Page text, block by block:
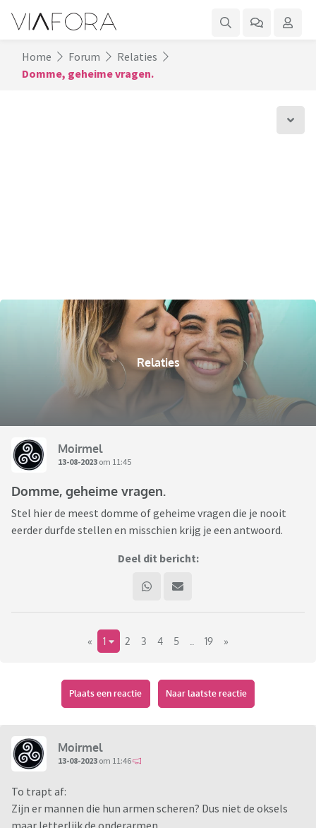
Home Forum
Relaties
Domme, geheime vragen.
Relaties
Moirmel
13-08-2023 om 11:45
Domme, geheime vragen.
Stel hier de meest domme of geheime vragen die je nooit
eerder durfde stellen en misschien krijg je een antwoord.
Deel dit bericht:
« 1 2 3 4 5 19 »
Plaats een reactie Naar laatste reactie
Moirmel
13-08-2023 om 11:46
To trapt af:
Zijn er mannen die hun armen scheren? Dus niet de oksels